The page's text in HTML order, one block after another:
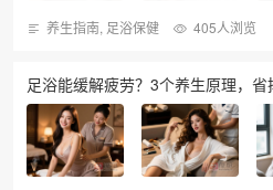
养生指南, 足浴保健 405人浏览
足浴能缓解疲劳？3个养生原理，